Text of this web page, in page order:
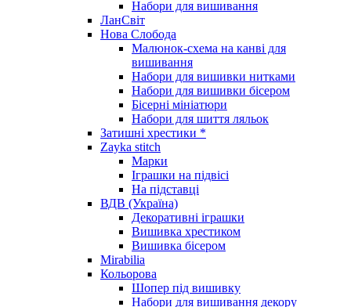
Набори для вишивання
ЛанСвіт
Нова Слобода
Малюнок-схема на канві для
вишивання
Набори для вишивки нитками
Набори для вишивки бісером
Бісерні мініатюри
Набори для шиття ляльок
Затишні хрестики *
Zayka stitch
Марки
Іграшки на підвісі
На підставці
ВДВ (Україна)
Декоративні іграшки
Вишивка хрестиком
Вишивка бісером
Mirabilia
Кольорова
Шопер під вишивку
Набори для вишивання декору